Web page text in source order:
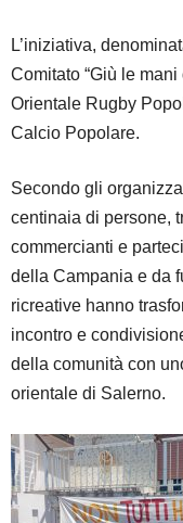
L’iniziativa,
Comitato “Giù le
Orientale Rugby
Calcio Popolare.
Secondo gli
centinaia di persone,
commercianti e
della Campania e da
ricreative hanno
incontro e
della comunità con
orientale di Salerno.